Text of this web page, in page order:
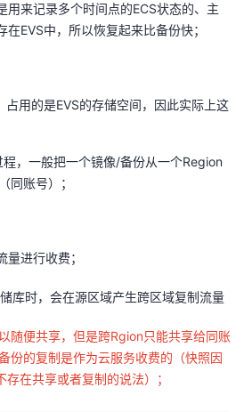
用来记录多个时间点的ECS状态的、主
EVS中，所以恢复起来比备份快；
占用的是EVS的存储空间，因此实际上这
，一般把一个镜像/备份从一个Region
同账号）；
进行收费；
库时，会在源区域产生跨区域复制流量
随便共享，但是跨Rgion只能共享给同账
份的复制是作为云服务收费的（快照因
在共享或者复制的说法）；